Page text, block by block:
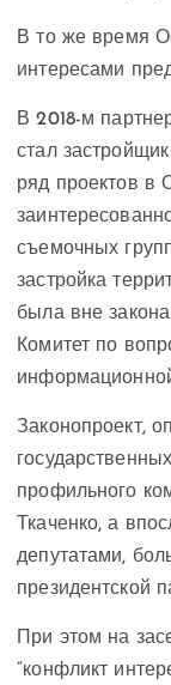
В то же время
интересами
В 2018-м
стал
ряд проектов в
съемочных
застройка
была вне закона
Комитет по
Законопроект,
профильного
Ткаченко, а
депутатами,
президентской
При этом на
“конфликт